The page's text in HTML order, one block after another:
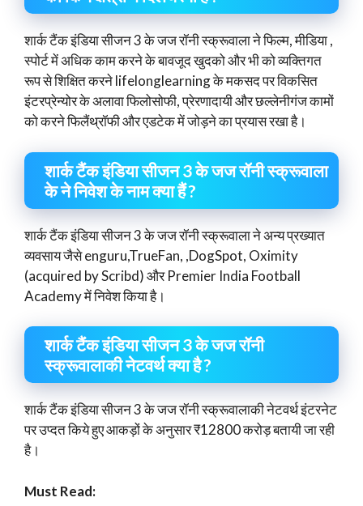
शार्क टैंक इंडिया सीजन 3 के जज रॉनी स्क्रूवाला ने फिल्म, मीडिया ,
स्पोर्ट में अधिक काम करने के बावजूद खुदको और भी को व्यक्तिगत
रूप से शिक्षित करने lifelonglearning के मकसद पर विकसित
इंटरप्रेन्योर के अलावा फिलोसोफी, प्रेरणादायी और छल्लेनीगंज कामों
को करने फिलैंथ्रॉफी और एडटेक में जोड़ने का प्रयास रखा है।
शार्क टैंक इंडिया सीजन 3 के जज रॉनी स्क्रूवाला
के ने निवेश के नाम क्या हैं ?
शार्क टैंक इंडिया सीजन 3 के जज रॉनी स्क्रूवाला ने अन्य प्रख्यात
व्यवसाय जैसे enguru,TrueFan, ,DogSpot, Oximity
(acquired by Scribd) और Premier India Football
Academy में निवेश किया है।
शार्क टैंक इंडिया सीजन 3 के जज रॉनी
स्क्रूवालाकी नेटवर्थ क्या है ?
शार्क टैंक इंडिया सीजन 3 के जज रॉनी स्क्रूवालाकी नेटवर्थ इंटरनेट
पर उप्दत किये हुए आकड़ों के अनुसार ₹12800 करोड़ बतायी जा रही
है।
Must Read: